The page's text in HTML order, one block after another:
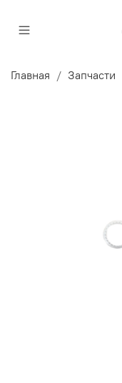
Главная Запчасти